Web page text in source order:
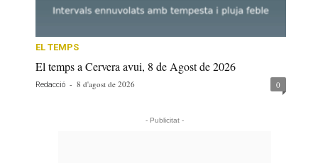
EL TEMPS
El temps a Cervera avui, 8 de Agost de 2026
Redacció - 8 d'agost de 2026 0
- Publicitat -